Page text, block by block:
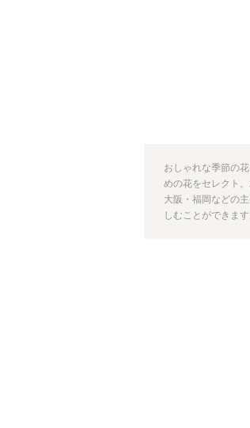
おしゃれな季節の
めの花をセレクト
大阪・福岡などの
しむことができま